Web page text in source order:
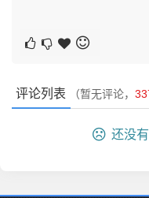
评论列表 （暂无评论，
还没